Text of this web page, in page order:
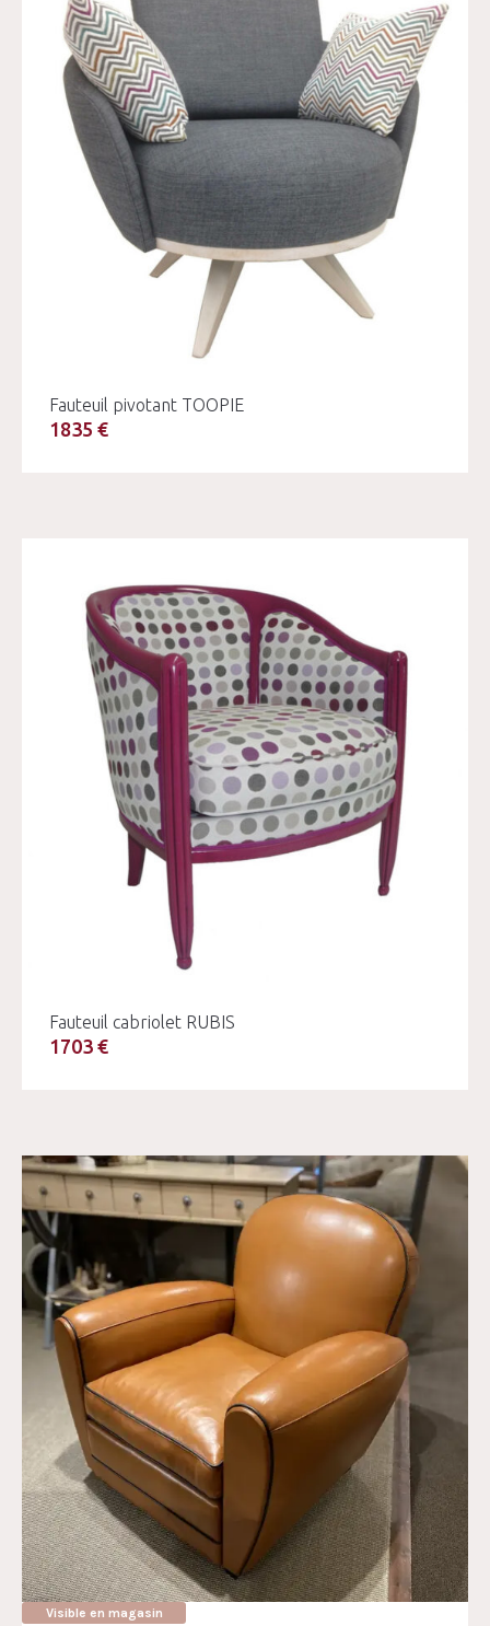
Fauteuil pivotant TOOPIE
1835 €
Fauteuil cabriolet RUBIS
1703 €
Visible en magasin